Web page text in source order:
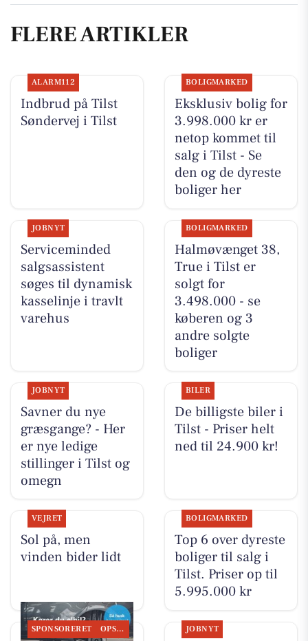
FLERE ARTIKLER
ALARM112
Indbrud på Tilst
Søndervej i Tilst
BOLIGMARKED
Eksklusiv bolig for
3.998.000 kr er
netop kommet til
salg i Tilst - Se
den og de dyreste
boliger her
JOBNYT
Serviceminded
salgsassistent
søges til dynamisk
kasselinje i travlt
varehus
BOLIGMARKED
Halmøvænget 38,
True i Tilst er
solgt for
3.498.000 - se
køberen og 3
andre solgte
boliger
JOBNYT
Savner du nye
græsgange? - Her
er nye ledige
stillinger i Tilst og
omegn
BILER
De billigste biler i
Tilst - Priser helt
ned til 24.900 kr!
VEJRET
Sol på, men
vinden bider lidt
BOLIGMARKED
Top 6 over dyreste
boliger til salg i
Tilst. Priser op til
5.995.000 kr
SPONSORERET OPSLAGSTAVLEN JOBNYT